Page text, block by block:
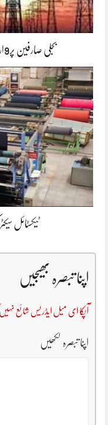
بجلی صارفین پر9ارب80کروڑ کا اضافی بوجھ ڈال دیا گیا
ٹیکسٹائل
اپنا تبصرہ بھیجیں
آپکا ای میل ایڈریس شائع
اپنا تبصرہ لکھیں